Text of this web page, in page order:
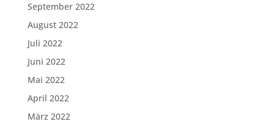
September 2022
August 2022
Juli 2022
Juni 2022
Mai 2022
April 2022
März 2022